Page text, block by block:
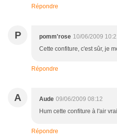
Répondre
P pomm'rose 10/06/2009
Cette confiture, c'est sûr, je
Répondre
A Aude 09/06/2009 08:12
Hum cette confiture à l'air
Répondre